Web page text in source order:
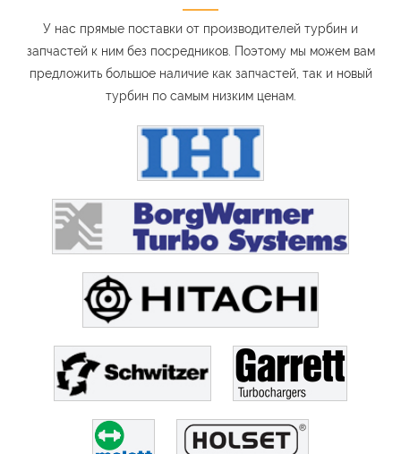
У нас прямые поставки от производителей турбин и
запчастей к ним без посредников. Поэтому мы можем вам
предложить большое наличие как запчастей, так и новый
турбин по самым низким ценам.